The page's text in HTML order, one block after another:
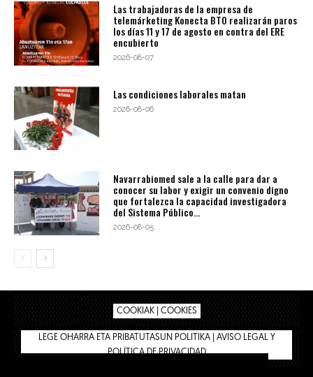
Las trabajadoras de la empresa de
telemárketing Konecta BTO realizarán paros
los días 11 y 17 de agosto en contra del ERE
encubierto
2026-08-07
Las condiciones laborales matan
2026-08-06
Navarrabiomed sale a la calle para dar a
conocer su labor y exigir un convenio digno
que fortalezca la capacidad investigadora
del Sistema Público...
2026-08-05
COOKIAK | COOKIES
LEGE OHARRA ETA PRIBATUTASUN POLITIKA | AVISO LEGAL Y
POLÍTICA DE PRIVACIDAD